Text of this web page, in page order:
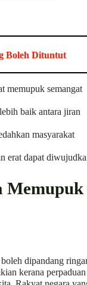
Boleh Dituntut
memupuk semangat
baik antara jiran
masyarakat
erat dapat
Memupuk
dipandang
kerana perpaduan